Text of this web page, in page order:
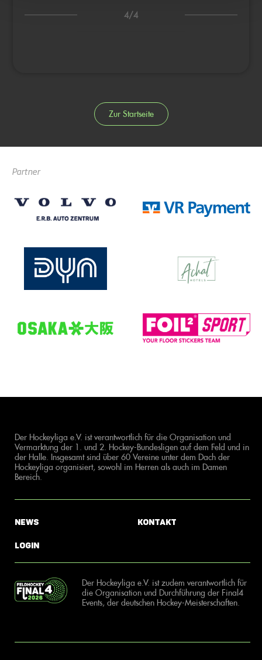
4/4
Zur Startseite
Partner
Der Hockeyliga e.V. ist verantwortlich für die Organisation und
Vermarktung der 1. und 2. Hockey-Bundesligen auf dem Feld und in
der Halle. Insgesamt sind über 60 Vereine unter dem Dach der
Hockeyliga organisiert, sowohl im Herren als auch im Damen
Bereich.
News
Login
Kontakt
Der Hockeyliga e.V. ist zudem verantwortlich für
die Organisation und Durchführung der Final4
Events, der deutschen Hockey-Meisterschaften.